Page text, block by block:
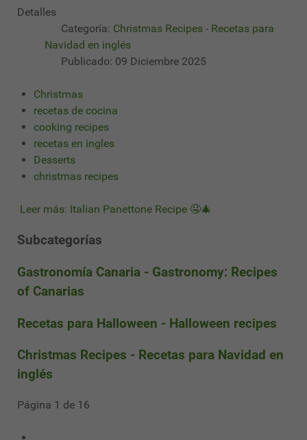
Detalles
Categoría: Christmas Recipes - Recetas para
Navidad en inglés
Publicado: 09 Diciembre 2025
Christmas
recetas de cocina
cooking recipes
recetas en ingles
Desserts
christmas recipes
Leer más: Italian Panettone Recipe 🤤🎄
Subcategorías
Gastronomía Canaria - Gastronomy: Recipes
of Canarias
Recetas para Halloween - Halloween recipes
Christmas Recipes - Recetas para Navidad en
inglés
Página 1 de 16